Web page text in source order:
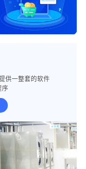
供一整套的软件
序